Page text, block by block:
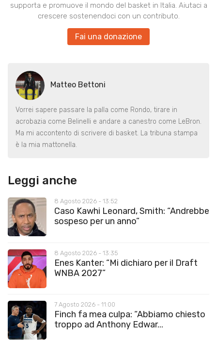
supporta e promuove il mondo del basket in Italia. Aiutaci a
crescere sostenendoci con un contributo.
Fai una donazione
Matteo Bettoni
Vorrei sapere passare la palla come Rondo, tirare in
acrobazia come Belinelli e andare a canestro come LeBron.
Ma mi accontento di scrivere di basket. La tribuna stampa
è la mia mattonella.
Leggi anche
8 Agosto 2026 - 13:52
Caso Kawhi Leonard, Smith: “Andrebbe
sospeso per un anno”
8 Agosto 2026 - 13:35
Enes Kanter: “Mi dichiaro per il Draft
WNBA 2027”
7 Agosto 2026 - 11:00
Finch fa mea culpa: “Abbiamo chiesto
troppo ad Anthony Edwar...